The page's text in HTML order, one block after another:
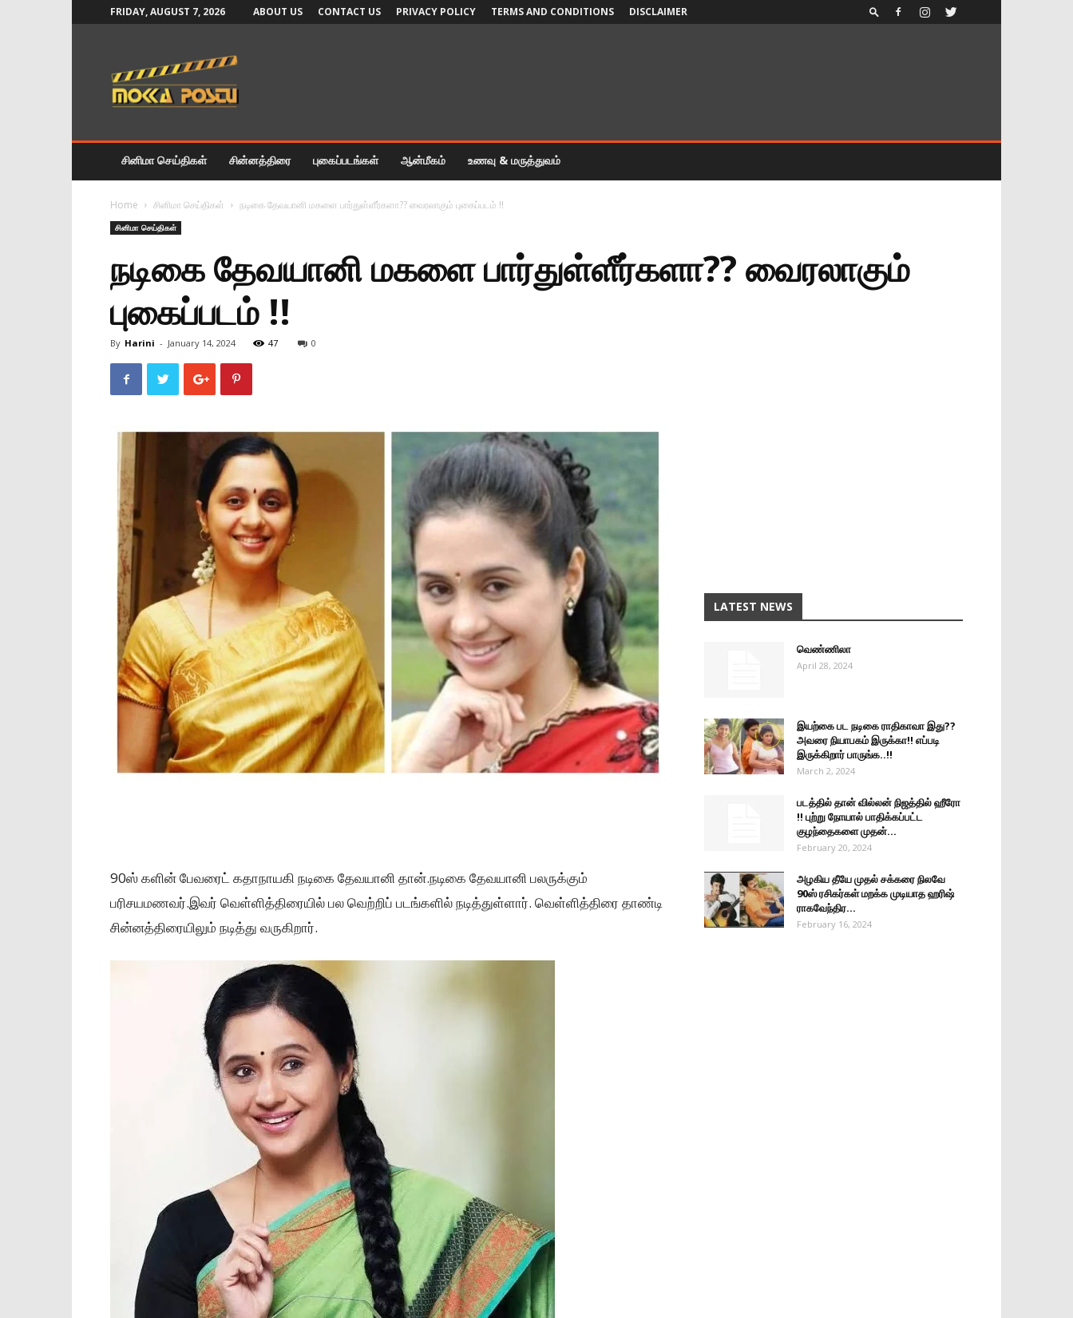
FRIDAY, AUGUST 7, 2026 ABOUT US CONTACT US PRIVACY POLICY TERMS AND CONDITIONS DISCLAIMER
Postu
News
சினிமா செய்திகள் சின்னத்திரை புகைப்படங்கள் ஆன்மீகம் உணவு & மருத்துவம்
Home சினிமா செய்திகள் நடிகை தேவயானி மகளை பார்துள்ளீர்களா?? வைரலாகும் புகைப்படம் !!
சினிமா செய்திகள்
நடிகை தேவயானி மகளை பார்துள்ளீர்களா?? வைரலாகும்
புகைப்படம் !!
By Harini - January 14, 2024 47 0
90ஸ் களின் பேவரைட் கதாநாயகி நடிகை தேவயானி தான்.நடிகை தேவயானி பலருக்கும்
பரிசயமணவர்.இவர் வெள்ளித்திரையில் பல வெற்றிப் படங்களில் நடித்துள்ளார். வெள்ளித்திரை தாண்டி
சின்னத்திரையிலும் நடித்து வருகிறார்.
LATEST NEWS
வெண்ணிலா
April 28, 2024
இயற்கை பட நடிகை ராதிகாவா இது??
அவரை நியாபகம் இருக்கா!! எப்படி
இருக்கிறார் பாருங்க..!!
March 2, 2024
படத்தில் தான் வில்லன் நிஜத்தில் ஹீரோ
!! புற்று நோயால் பாதிக்கப்பட்ட
குழந்தைகளை முதன்...
February 20, 2024
அழகிய தீயே முதல் சக்கரை நிலவே
90ஸ் ரசிகர்கள் மறக்க முடியாத ஹரிஷ்
ராகவேந்திர...
February 16, 2024